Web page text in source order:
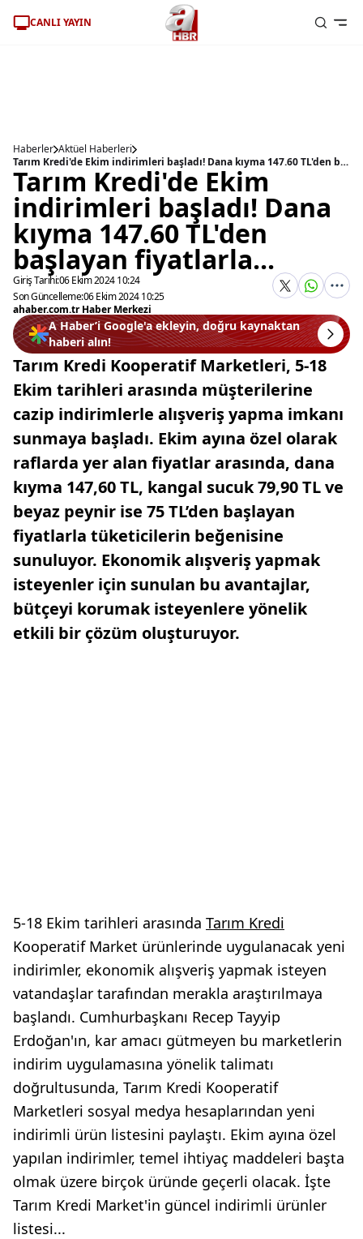
CANLI YAYIN
Haberler Aktüel Haberleri
Tarım Kredi'de Ekim indirimleri başladı! Dana kıyma 147.60 TL'den başlayan fiyatlarla...
Tarım Kredi'de Ekim
indirimleri başladı! Dana
kıyma 147.60 TL'den
başlayan fiyatlarla...
Giriş Tarihi:06 Ekim 2024 10:24
Son Güncelleme:06 Ekim 2024 10:25
ahaber.com.tr Haber Merkezi
A Haber’i Google'a ekleyin, doğru kaynaktan
haberi alın!
Tarım Kredi Kooperatif Marketleri, 5-18
Ekim tarihleri arasında müşterilerine
cazip indirimlerle alışveriş yapma imkanı
sunmaya başladı. Ekim ayına özel olarak
raflarda yer alan fiyatlar arasında, dana
kıyma 147,60 TL, kangal sucuk 79,90 TL ve
beyaz peynir ise 75 TL’den başlayan
fiyatlarla tüketicilerin beğenisine
sunuluyor. Ekonomik alışveriş yapmak
isteyenler için sunulan bu avantajlar,
bütçeyi korumak isteyenlere yönelik
etkili bir çözüm oluşturuyor.
5-18 Ekim tarihleri arasında Tarım Kredi
Kooperatif Market ürünlerinde uygulanacak yeni
indirimler, ekonomik alışveriş yapmak isteyen
vatandaşlar tarafından merakla araştırılmaya
başlandı. Cumhurbaşkanı Recep Tayyip
Erdoğan'ın, kar amacı gütmeyen bu marketlerin
indirim uygulamasına yönelik talimatı
doğrultusunda, Tarım Kredi Kooperatif
Marketleri sosyal medya hesaplarından yeni
indirimli ürün listesini paylaştı. Ekim ayına özel
yapılan indirimler, temel ihtiyaç maddeleri başta
olmak üzere birçok üründe geçerli olacak. İşte
Tarım Kredi Market'in güncel indirimli ürünler
listesi...